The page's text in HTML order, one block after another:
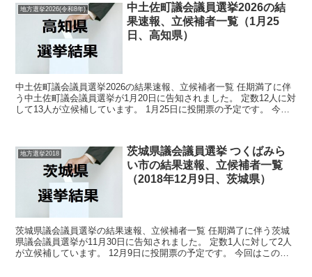
地方選挙2026(令和8年)
中土佐町議会議員選挙2026の結
果速報、立候補者一覧（1月25
日、高知県）
中土佐町議会議員選挙2026の結果速報、立候補者一覧 任期満了に伴
う中土佐町議会議員選挙が1月20日に告知されました。 定数12人に対
して13人が立候補しています。 1月25日に投開票の予定です。 今回
地方選挙2018
茨城県議会議員選挙 つくばみら
い市の結果速報、立候補者一覧
（2018年12月9日、茨城県）
茨城県議会議員選挙の結果速報、立候補者一覧 任期満了に伴う茨城
県議会議員選挙が11月30日に告知されました。 定数1人に対して2人
が立候補しています。 12月9日に投開票の予定です。 今回はこの茨